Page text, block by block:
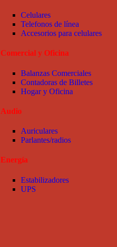
Celulares
Telefonos de línea
Accesorios para celulares
Comercial y Oficina
Balanzas Comerciales
Contadoras de Billetes
Hogar y Oficina
Audio
Auriculares
Parlantes/radios
Energía
Estabilizadores
UPS